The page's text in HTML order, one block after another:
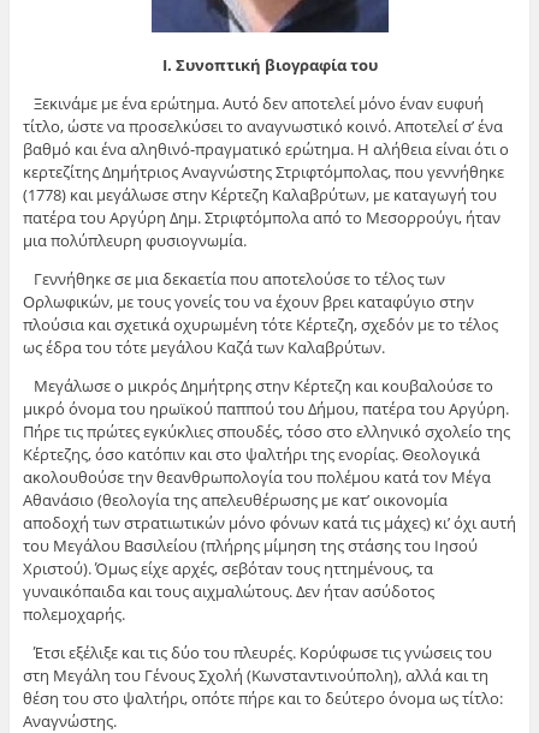
Ι. Συνοπτική βιογραφία του
Ξεκινάμε με ένα ερώτημα. Αυτό δεν αποτελεί μόνο έναν ευφυή
τίτλο, ώστε να προσελκύσει το αναγνωστικό κοινό. Αποτελεί σ’ ένα
βαθμό και ένα αληθινό-πραγματικό ερώτημα. Η αλήθεια είναι ότι ο
κερτεζίτης Δημήτριος Αναγνώστης Στριφτόμπολας, που γεννήθηκε
(1778) και μεγάλωσε στην Κέρτεζη Καλαβρύτων, με καταγωγή του
πατέρα του Αργύρη Δημ. Στριφτόμπολα από το Μεσορρούγι, ήταν
μια πολύπλευρη φυσιογνωμία.
Γεννήθηκε σε μια δεκαετία που αποτελούσε το τέλος των
Ορλωφικών, με τους γονείς του να έχουν βρει καταφύγιο στην
πλούσια και σχετικά οχυρωμένη τότε Κέρτεζη, σχεδόν με το τέλος
ως έδρα του τότε μεγάλου Καζά των Καλαβρύτων.
Μεγάλωσε ο μικρός Δημήτρης στην Κέρτεζη και κουβαλούσε το
μικρό όνομα του ηρωϊκού παππού του Δήμου, πατέρα του Αργύρη.
Πήρε τις πρώτες εγκύκλιες σπουδές, τόσο στο ελληνικό σχολείο της
Κέρτεζης, όσο κατόπιν και στο ψαλτήρι της ενορίας. Θεολογικά
ακολουθούσε την θεανθρωπολογία του πολέμου κατά τον Μέγα
Αθανάσιο (θεολογία της απελευθέρωσης με κατ’ οικονομία
αποδοχή των στρατιωτικών μόνο φόνων κατά τις μάχες) κι’ όχι αυτή
του Μεγάλου Βασιλείου (πλήρης μίμηση της στάσης του Ιησού
Χριστού). Όμως είχε αρχές, σεβόταν τους ηττημένους, τα
γυναικόπαιδα και τους αιχμαλώτους. Δεν ήταν ασύδοτος
πολεμοχαρής.
Έτσι εξέλιξε και τις δύο του πλευρές. Κορύφωσε τις γνώσεις του
στη Μεγάλη του Γένους Σχολή (Κωνσταντινούπολη), αλλά και τη
θέση του στο ψαλτήρι, οπότε πήρε και το δεύτερο όνομα ως τίτλο:
Αναγνώστης.